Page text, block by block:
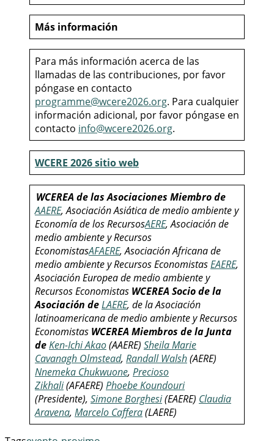
Más información
Para más información acerca de las
llamadas de las contribuciones, por favor
póngase en contacto
programme@wcere2026.org. Para cualquier
información adicional, por favor póngase en
contacto info@wcere2026.org.
WCERE 2026 sitio web
WCEREA de las Asociaciones Miembro de
AAERE, Asociación Asiática de medio ambiente y
Economía de los RecursosAERE, Asociación de
medio ambiente y Recursos
EconomistasAFAERE, Asociación Africana de
medio ambiente y Recursos EconomistasEAERE,
Asociación Europea de medio ambiente y
Recursos Economistas WCEREA Socio de la
Asociación deLAERE, de la Asociación
latinoamericana de medio ambiente y Recursos
Economistas WCEREA Miembros de la Junta
deKen-Ichi Akao(AAERE) Sheila Marie
Cavanagh Olmstead, Randall Walsh(AERE)
Nnemeka Chukwuone, Precioso
Zikhali(AFAERE) Phoebe Koundouri
(Presidente), Simone Borghesi(EAERE) Claudia
Aravena, Marcelo Caffera(LAERE)